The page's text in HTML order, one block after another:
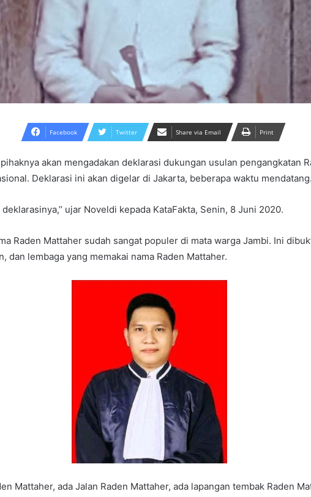
Facebook Twitter Share via Email Print
akan mengadakan deklarasi dukungan usulan pengangkatan
Deklarasi ini akan digelar di Jakarta, beberapa waktu mendatang.
deklarasinya,’’ ujar Noveldi kepada KataFakta, Senin, 8 Juni 2020.
Raden Mattaher sudah sangat populer di mata warga Jambi. Ini
dan lembaga yang memakai nama Raden Mattaher.
Mattaher, ada Jalan Raden Mattaher, ada lapangan tembak Raden